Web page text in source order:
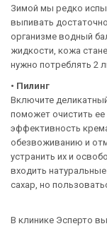
Зимой мы редко
выпивать
организме водный
жидкости, кожа
нужно потреблять 2
• Пилинг
Включите
поможет очистить
эффективность
обезвоживанию и
устранить их и
входить
сахар, но
В клинике Эсперто